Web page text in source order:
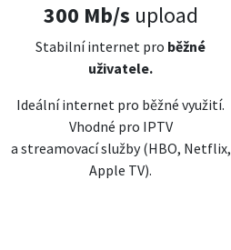
300 Mb/s upload
Stabilní internet pro běžné
uživatele.
Ideální internet pro běžné využití.
Vhodné pro IPTV
a streamovací služby (HBO, Netflix,
Apple TV).